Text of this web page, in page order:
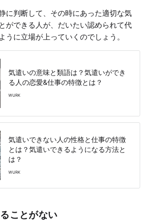
に判断して、その時にあった適切な気
ができる人が、だいたい認められて代
うに立場が上っていくのでしょう。
気遣いの意味と類語は？気遣いができ
る人の恋愛&仕事の特徴とは？
WURK
気遣いできない人の性格と仕事の特徴
とは？気遣いできるようになる方法と
は？
WURK
ことがない